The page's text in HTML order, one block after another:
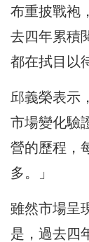
布重披戰袍
去四年累積
都在拭目以
邱義榮表示
市場變化驗
營的歷程，
多。」
雖然市場呈
是，過去四